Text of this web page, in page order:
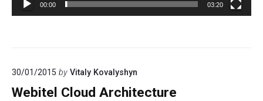
00:00 03:20
30/01/2015 by Vitaly Kovalyshyn
Webitel Cloud Architecture